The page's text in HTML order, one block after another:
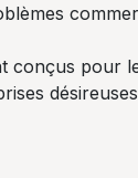
conçus pour